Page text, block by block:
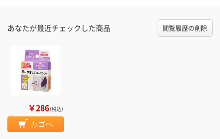
あなたが最近チェックした商品 閲覧履歴の削除
￥286（税込）
カゴへ